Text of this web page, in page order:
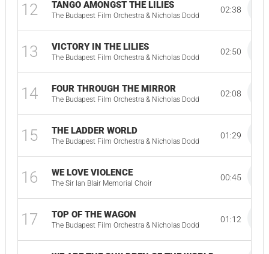
12 TANGO AMONGST THE LILIES
The Budapest Film Orchestra & Nicholas Dodd
02:38
13 VICTORY IN THE LILIES
The Budapest Film Orchestra & Nicholas Dodd
02:50
14 FOUR THROUGH THE MIRROR
The Budapest Film Orchestra & Nicholas Dodd
02:08
15 THE LADDER WORLD
The Budapest Film Orchestra & Nicholas Dodd
01:29
16 WE LOVE VIOLENCE
The Sir Ian Blair Memorial Choir
00:45
17 TOP OF THE WAGON
The Budapest Film Orchestra & Nicholas Dodd
01:12